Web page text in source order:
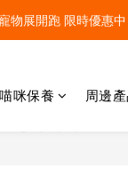
物展開跑 限時優惠中
物展開跑 限時優惠中
物展開跑 限時優惠中
喵咪保養 周邊